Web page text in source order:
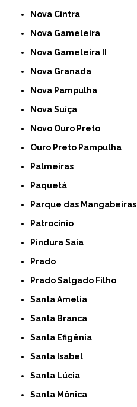
Nova Cintra
Nova Gameleira
Nova Gameleira II
Nova Granada
Nova Pampulha
Nova Suíça
Novo Ouro Preto
Ouro Preto Pampulha
Palmeiras
Paquetá
Parque das Mangabeiras
Patrocínio
Pindura Saia
Prado
Prado Salgado Filho
Santa Amelia
Santa Branca
Santa Efigênia
Santa Isabel
Santa Lúcia
Santa Mônica